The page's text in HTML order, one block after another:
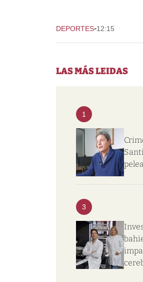
DEPORTES-12:15
LAS MÁS LEIDAS
1
3